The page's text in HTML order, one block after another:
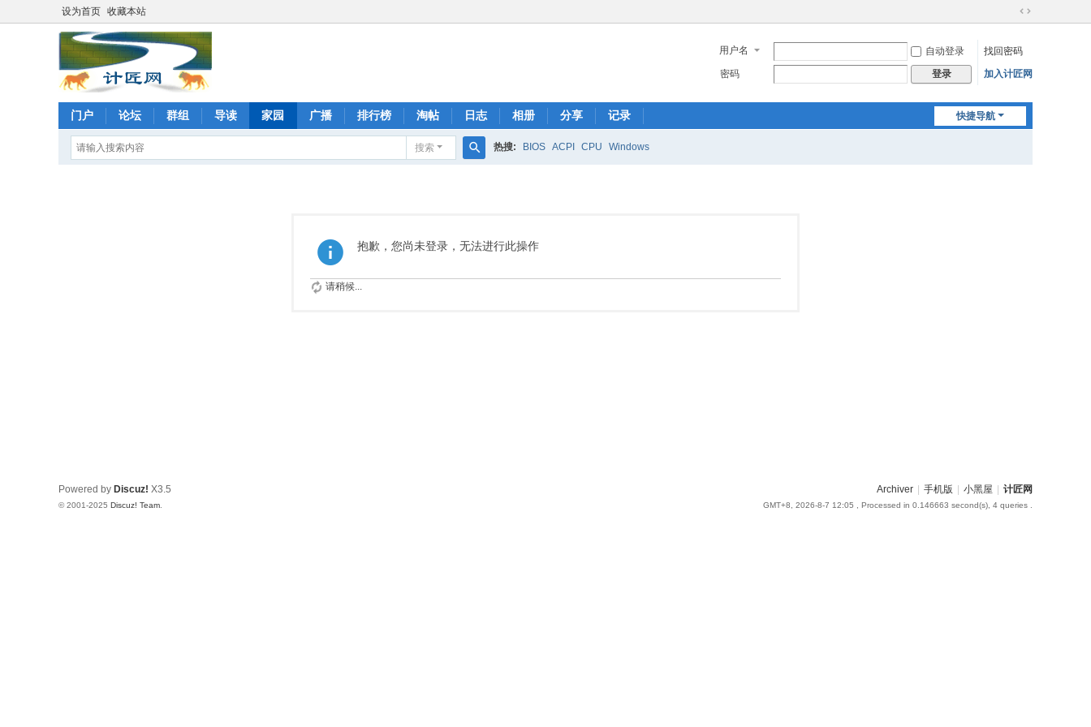
设为首页 收藏本站
切
到
宽
用户名 自动登录
找回密码
密码
登录 加入计匠网
快捷导航
门户 论坛 群组 导读 家园 广播 排行榜 淘帖 日志 相册 分享 记录
搜索 热搜: BIOS ACPI CPU Windows
抱歉，您尚未登录，无法进行此操作
请稍候...
Archiver 手机版 小黑屋 计匠网
GMT+8, 2026-8-7 12:05 , Processed in 0.146663 second(s), 4 queries .
Powered by Discuz! X3.5
© 2001-2025 Discuz! Team